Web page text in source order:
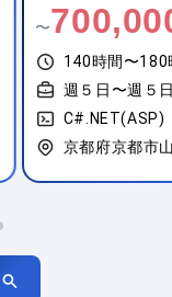
〜
140時間
週５日〜
愛知県名